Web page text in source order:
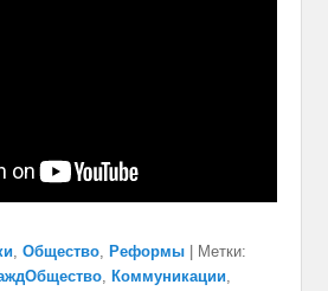
, Общество, Реформы
Метки:
, Коммуникации,